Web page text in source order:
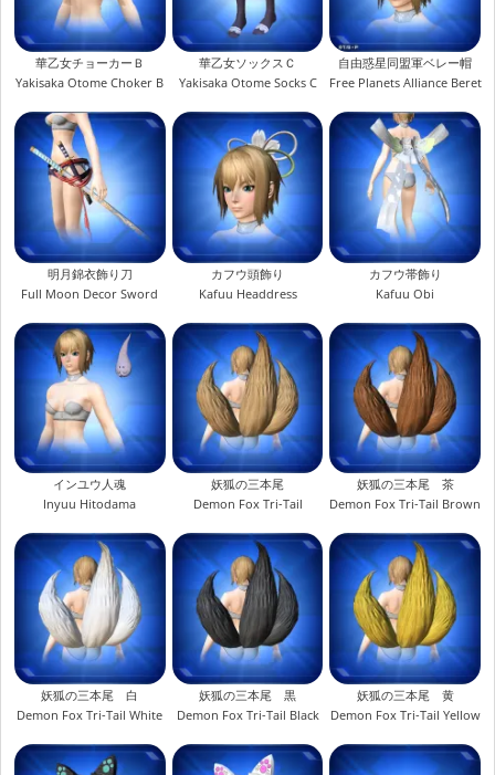
華乙女チョーカーＢ
Yakisaka Otome Choker B
華乙女ソックスＣ
Yakisaka Otome Socks C
自由惑星同盟軍ベレー帽
Free Planets Alliance Beret
明月錦衣飾り刀
Full Moon Decor Sword
カフウ頭飾り
Kafuu Headdress
カフウ帯飾り
Kafuu Obi
インユウ人魂
Inyuu Hitodama
妖狐の三本尾
Demon Fox Tri-Tail
妖狐の三本尾 茶
Demon Fox Tri-Tail Brown
妖狐の三本尾 白
Demon Fox Tri-Tail White
妖狐の三本尾 黒
Demon Fox Tri-Tail Black
妖狐の三本尾 黄
Demon Fox Tri-Tail Yellow